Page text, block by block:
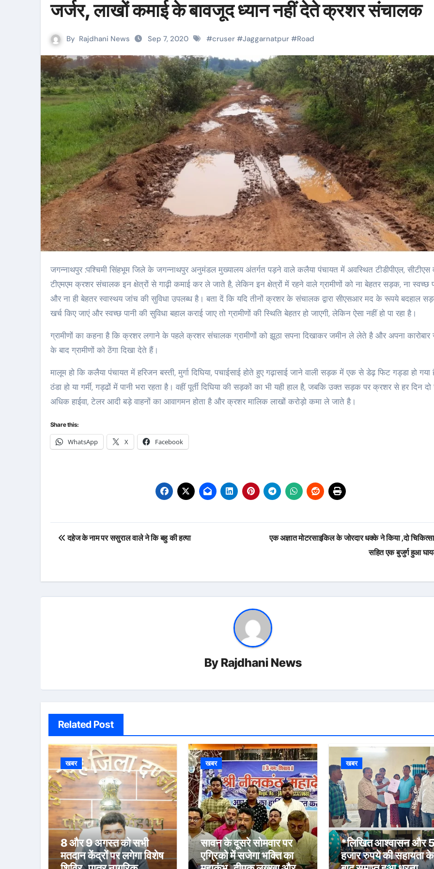
जर्जर, लाखों कमाई के बावजूद ध्यान नहीं देते क्रशर संचालक
By Rajdhani News Sep 7, 2020 #cruser #Jaggarnatpur #Road
जगन्नाथपुर :पश्चिमी सिंहभूम जिले के जगन्नाथपुर अनुमंडल मुख्यालय अंतर्गत पड़ने वाले कलैया पंचायत में अवस्थित टीडीपीएल, सीटीएस व
टीएमएम क्रशर संचालक इन क्षेत्रों से गाढ़ी कमाई कर ले जाते है, लेकिन इन क्षेत्रों में रहने वाले ग्रामीणों को ना बेहतर सड़क, ना स्वच्छ
और ना ही बेहतर स्वास्थय जांच की सुविधा उपलब्ध है। बता दें कि यदि तीनों क्रशर के संचालक द्वारा सीएसआर मद के रूपये बदहाल
खर्च किए जाएं और स्वच्छ पानी की सुविधा बहाल कराई जाए तो ग्रामीणों की स्थिति बेहतर हो जाएगी, लेकिन ऐसा नहीं हो पा रहा है।
ग्रामीणों का कहना है कि क्रशर लगाने के पहले क्रशर संचालक ग्रामीणों को झूठा सपना दिखाकर जमीन ले लेते है और अपना कारोबार
के बाद ग्रामीणों को ठेंगा दिखा देते हैं।
मालूम हो कि कलैया पंचायत में हरिजन बस्ती, मुर्गा दिघिया, पचाईसाई होते हुए गढ़ासाई जाने वाली सड़क में एक से डेढ़ फिट गड्डा हो
ठंडा हो या गर्मी, गड्ढों में पानी भरा रहता है। वहीं पूर्ती दिघिया की सड़कों का भी यही हाल है, जबकि उक्त सड़क पर क्रशर से हर दिन
अधिक हाईवा, टेलर आदी बड़े वाहनों का आवागमन होता है और क्रशर मालिक लाखों करोड़ो कमा ले जाते है।
Share this:
WhatsApp X Facebook
Post
दहेज के नाम पर ससुराल वाले ने कि बहु की हत्या
एक अज्ञात मोटरसाइकिल के जोरदार धक्के ने किया ,दो चिकित्सा
सहित एक बुजुर्ग हुआ
By Rajdhani News
Related Post
खबर
8 और 9 अगस्त को सभी
मतदान केंद्रों पर लगेगा विशेष
खबर
सावन के दूसरे सोमवार पर
एग्रिको में सजेगा भक्ति का
खबर
*लिखित आश्वासन और
हजार रुपये की सहायता के